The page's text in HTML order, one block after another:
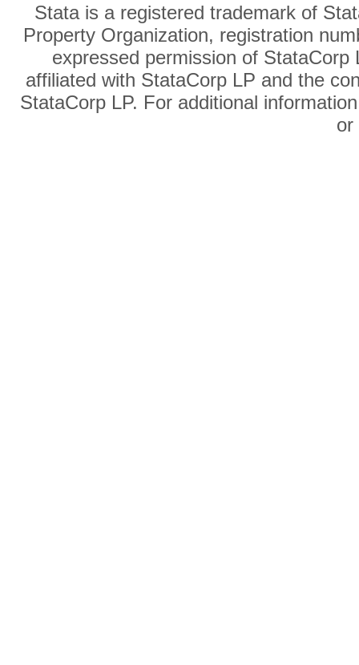
Stata is a registered trademark of
Property Organization, registration
expressed permission of
affiliated with StataCorp LP and the
StataCorp LP. For additional
or